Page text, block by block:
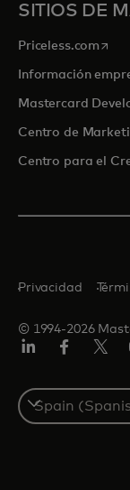
SITIOS DE
Priceless.com se
Información
Mastercard
Centro de
Centro para el
© 1994-2026
Privacidad
Select
a
country